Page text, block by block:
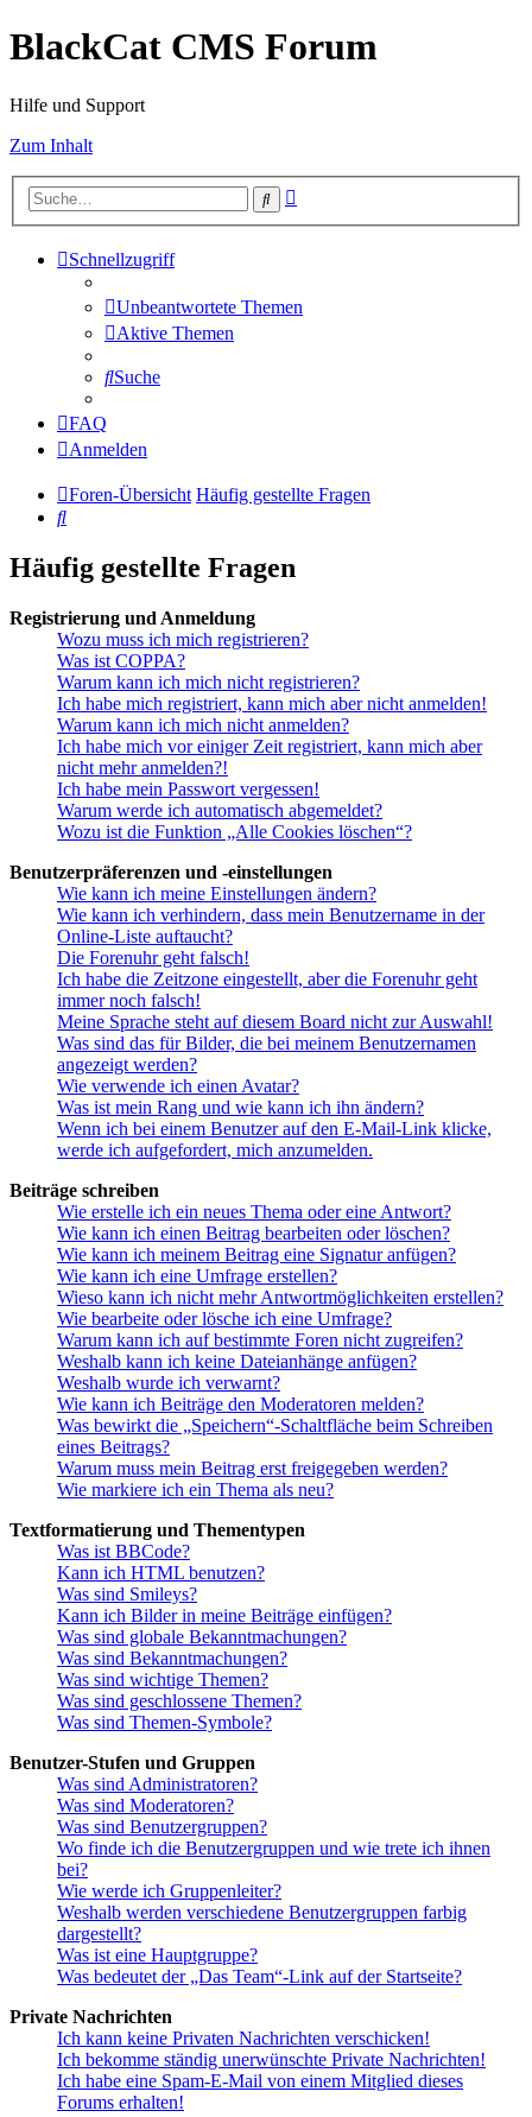
BlackCat CMS Forum
Hilfe und Support
Zum Inhalt
Suche
Schnellzugriff
Unbeantwortete Themen
Aktive Themen
Suche
FAQ
Anmelden
Foren-Übersicht Häufig gestellte Fragen
Suche
Häufig gestellte Fragen
Registrierung und Anmeldung
Wozu muss ich mich registrieren?
Was ist COPPA?
Warum kann ich mich nicht registrieren?
Ich habe mich registriert, kann mich aber nicht anmelden!
Warum kann ich mich nicht anmelden?
Ich habe mich vor einiger Zeit registriert, kann mich aber
nicht mehr anmelden?!
Ich habe mein Passwort vergessen!
Warum werde ich automatisch abgemeldet?
Wozu ist die Funktion „Alle Cookies löschen“?
Benutzerpräferenzen und -einstellungen
Wie kann ich meine Einstellungen ändern?
Wie kann ich verhindern, dass mein Benutzername in der
Online-Liste auftaucht?
Die Forenuhr geht falsch!
Ich habe die Zeitzone eingestellt, aber die Forenuhr geht
immer noch falsch!
Meine Sprache steht auf diesem Board nicht zur Auswahl!
Was sind das für Bilder, die bei meinem Benutzernamen
angezeigt werden?
Wie verwende ich einen Avatar?
Was ist mein Rang und wie kann ich ihn ändern?
Wenn ich bei einem Benutzer auf den E-Mail-Link klicke,
werde ich aufgefordert, mich anzumelden.
Beiträge schreiben
Wie erstelle ich ein neues Thema oder eine Antwort?
Wie kann ich einen Beitrag bearbeiten oder löschen?
Wie kann ich meinem Beitrag eine Signatur anfügen?
Wie kann ich eine Umfrage erstellen?
Wieso kann ich nicht mehr Antwortmöglichkeiten erstellen?
Wie bearbeite oder lösche ich eine Umfrage?
Warum kann ich auf bestimmte Foren nicht zugreifen?
Weshalb kann ich keine Dateianhänge anfügen?
Weshalb wurde ich verwarnt?
Wie kann ich Beiträge den Moderatoren melden?
Was bewirkt die „Speichern“-Schaltfläche beim Schreiben
eines Beitrags?
Warum muss mein Beitrag erst freigegeben werden?
Wie markiere ich ein Thema als neu?
Textformatierung und Thementypen
Was ist BBCode?
Kann ich HTML benutzen?
Was sind Smileys?
Kann ich Bilder in meine Beiträge einfügen?
Was sind globale Bekanntmachungen?
Was sind Bekanntmachungen?
Was sind wichtige Themen?
Was sind geschlossene Themen?
Was sind Themen-Symbole?
Benutzer-Stufen und Gruppen
Was sind Administratoren?
Was sind Moderatoren?
Was sind Benutzergruppen?
Wo finde ich die Benutzergruppen und wie trete ich ihnen
bei?
Wie werde ich Gruppenleiter?
Weshalb werden verschiedene Benutzergruppen farbig
dargestellt?
Was ist eine Hauptgruppe?
Was bedeutet der „Das Team“-Link auf der Startseite?
Private Nachrichten
Ich kann keine Privaten Nachrichten verschicken!
Ich bekomme ständig unerwünschte Private Nachrichten!
Ich habe eine Spam-E-Mail von einem Mitglied dieses
Forums erhalten!